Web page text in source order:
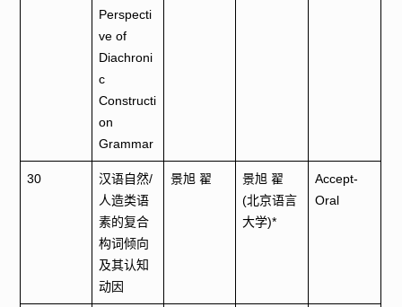
Perspecti
ve of
Diachroni
c
Constructi
on
Grammar
30
汉语自然/
人造类语
素的复合
构词倾向
及其认知
动因
景旭 翟
景旭 翟
(北京语言
大学)*
Accept-
Oral